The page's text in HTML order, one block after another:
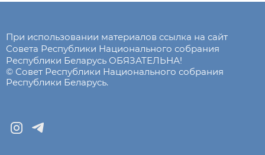
При использовании материалов ссылка на сайт
Совета Республики Национального собрания
Республики Беларусь ОБЯЗАТЕЛЬНА!
© Совет Республики Национального собрания
Республики Беларусь.